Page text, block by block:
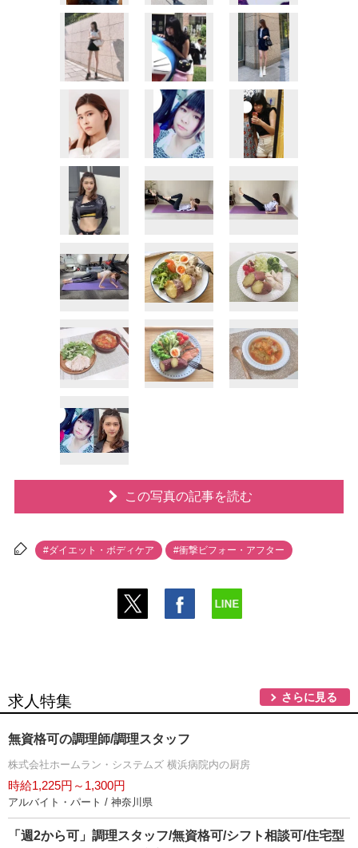
この写真の記事を読む
#ダイエット・ボディケア #衝撃ビフォー・アフター
求人特集 さらに見る
無資格可の調理師/調理スタッフ
株式会社ホームラン・システムズ 横浜病院内の厨房
時給1,225円～1,300円
アルバイト・パート / 神奈川県
「週2から可」調理スタッフ/無資格可/シフト相談可/住宅型